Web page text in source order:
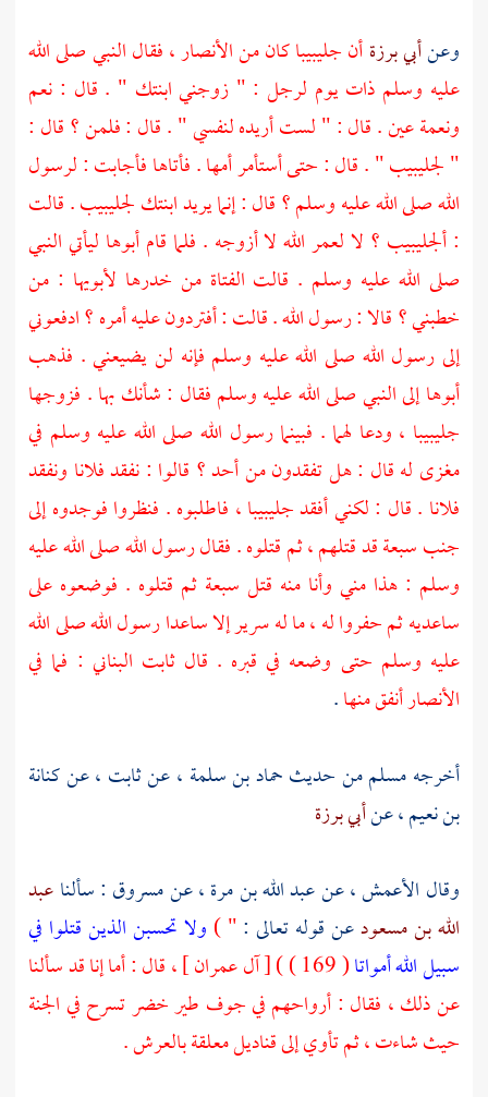
وعنأبي برزةأنجليبيباكان منالأنصار ،فقال النبي صلى الله
عليه وسلم ذات يوم لرجل : " زوجني ابنتك " . قال : نعم
ونعمة عين . قال : " لست أريده لنفسي " . قال : فلمن ؟ قال :
"لجليبيب" . قال : حتى أستأمر أمها . فأتاها فأجابت : لرسول
الله صلى الله عليه وسلم ؟ قال : إنما يريد ابنتكلجليبيب. قالت
:ألجليبيب ؟ لا لعمر الله لا أزوجه . فلما قام أبوها ليأتي النبي
صلى الله عليه وسلم . قالت الفتاة من خدرها لأبويها : من
خطبني ؟ قالا : رسول الله . قالت : أفتردون عليه أمره ؟ ادفعوني
إلى رسول الله صلى الله عليه وسلم فإنه لن يضيعني . فذهب
أبوها إلى النبي صلى الله عليه وسلم فقال : شأنك بها . فزوجها
جليبيبا ، ودعا لهما . فبينما رسول الله صلى الله عليه وسلم في
مغزى له قال : هل تفقدون من أحد ؟ قالوا : نفقد فلانا ونفقد
فلانا . قال : لكني أفقدجليبيبا ، فاطلبوه . فنظروا فوجدوه إلى
جنب سبعة قد قتلهم ، ثم قتلوه . فقال رسول الله صلى الله عليه
وسلم : هذا مني وأنا منه قتل سبعة ثم قتلوه . فوضعوه على
ساعديه ثم حفروا له ، ما له سرير إلا ساعدا رسول الله صلى الله
عليه وسلم حتى وضعه في قبره . قالثابت البناني : فما في
الأنصارأنفق منها.
أخرجهمسلممن حديثحماد بن سلمة ،عنثابت ،عنكنانة
بن نعيم ،عنأبي برزة
وقال الأعمش ،عنعبد الله بن مرة ،عنمسروق : سألناعبد
الله بن مسعودعن قوله تعالى :" ) ولا تحسبن الذين قتلوا في
سبيل الله أمواتا
( 169 ) ) [ آل عمران ] ، قال : أما إنا قد سألنا
عن ذلك ، فقال : أرواحهم في جوف طير خضر تسرح في الجنة
حيث شاءت ، ثم تأوي إلى قناديل معلقة بالعرش .